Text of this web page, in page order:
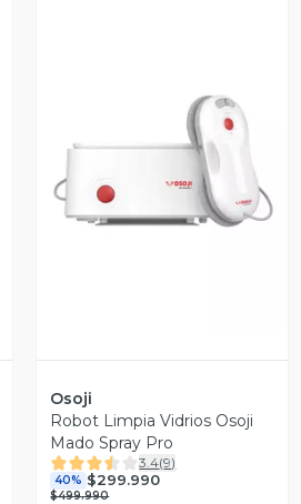
Vista Previa
Osoji
Robot Limpia Vidrios Osoji
Mado Spray Pro
3.4(9)
40% $299.990
$499.990